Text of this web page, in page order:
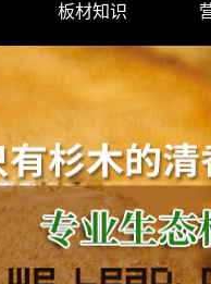
板材知识